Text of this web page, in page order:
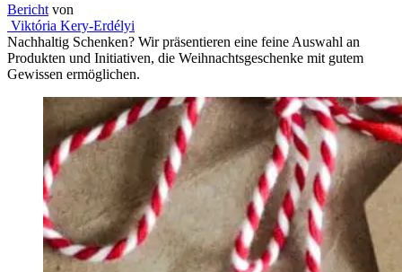
Bericht von
Viktória Kery-Erdélyi
Nachhaltig Schenken? Wir präsentieren eine feine Auswahl an
Produkten und Initiativen, die Weihnachtsgeschenke mit gutem
Gewissen ermöglichen.